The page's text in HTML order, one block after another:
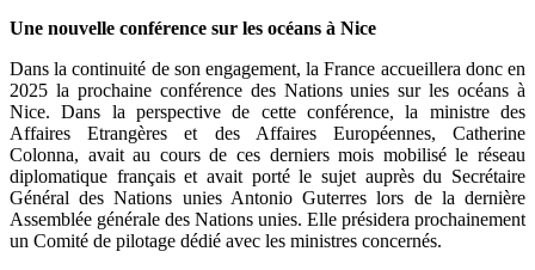
Une nouvelle conférence sur les océans à Nice
Dans la continuité de son engagement, la France accueillera donc en
2025 la prochaine conférence des Nations unies sur les océans à
Nice. Dans la perspective de cette conférence, la ministre des
Affaires Etrangères et des Affaires Européennes, Catherine
Colonna, avait au cours de ces derniers mois mobilisé le réseau
diplomatique français et avait porté le sujet auprès du Secrétaire
Général des Nations unies Antonio Guterres lors de la dernière
Assemblée générale des Nations unies. Elle présidera prochainement
un Comité de pilotage dédié avec les ministres concernés.